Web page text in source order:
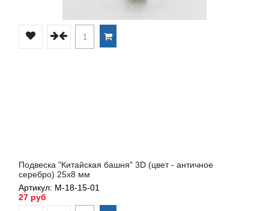
Подвеска "Китайская башня" 3D (цвет - античное
серебро) 25х8 мм
Артикул: М-18-15-01
27 руб